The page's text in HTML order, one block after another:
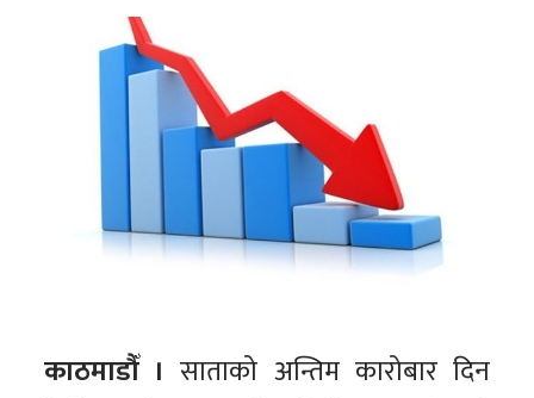
काठमाडौँ ।साताको अन्तिम कारोबार दिन